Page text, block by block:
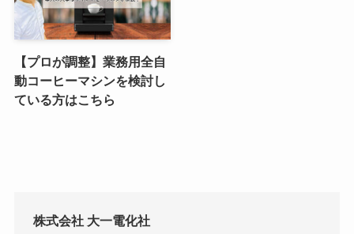
【プロが調整】業務用全自
動コーヒーマシンを検討し
ている方はこちら
株式会社 大一電化社